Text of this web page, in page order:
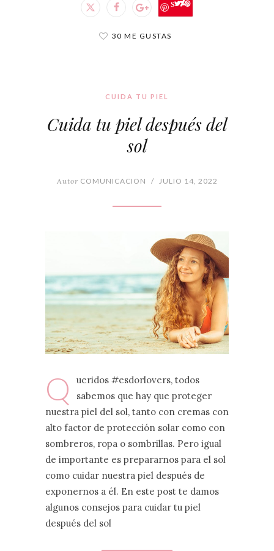
Save
30 ME GUSTAS
CUIDA TU PIEL
Cuida tu piel después del
sol
AutorCOMUNICACION / JULIO 14, 2022
Q
ueridos #esdorlovers, todos
sabemos que hay que proteger
nuestra piel del sol, tanto con cremas con
alto factor de protección solar como con
sombreros, ropa o sombrillas. Pero igual
de importante es prepararnos para el sol
como cuidar nuestra piel después de
exponernos a él. En este post te damos
algunos consejos para cuidar tu piel
después del sol